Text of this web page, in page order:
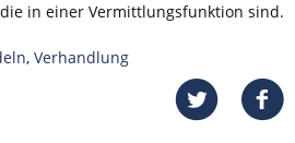
in einer Vermittlungsfunktion sind.
, Verhandlung